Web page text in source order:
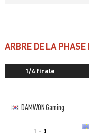
ARBRE DE LA
1/4 finale
DAMWON Gaming
1 - 3